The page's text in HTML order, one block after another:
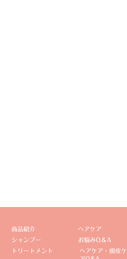
商品紹介
シャンプー
トリートメント
ヘアケア
お悩みQ＆A
ヘアケア・頭皮ケ